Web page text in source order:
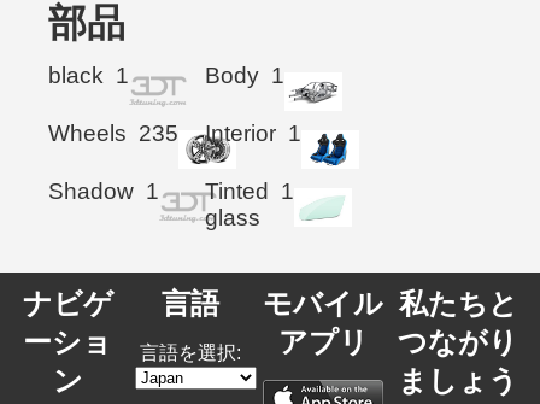
部品
black 1 Body 1
Wheels 235 Interior 1
Shadow 1
Tinted
glass
1
ナビゲ
ーショ
ン
言語
言語を選択:
モバイル
アプリ
私たちと
つながり
ましょう